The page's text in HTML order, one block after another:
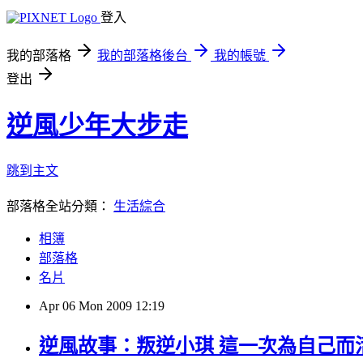
登入
我的部落格 我的部落格後台
我的帳號
登出
逆風少年大步走
跳到主文
部落格全站分類： 生活綜合
相簿
部落格
名片
Apr 06 Mon 2009 12:19
逆風故事：叛逆小琪 這一次為自己而